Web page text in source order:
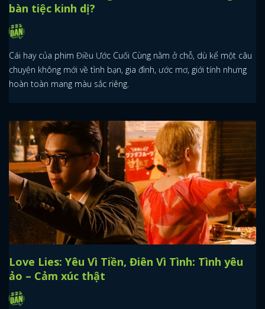
bàn tiệc kinh dị?
Cái hay của phim Điều Ước Cuối Cùng nằm ở chỗ, dù kể một câu
chuyện không mới về tình bạn, gia đình, ước mơ, giới tính nhưng
hoàn toàn mang màu sắc riêng.
Love Lies: Yêu Vì Tiền, Điên Vì Tình: Tình yêu
ảo – Cảm xúc thật